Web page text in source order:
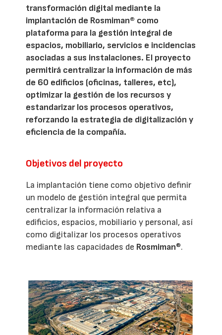
transformación digital mediante la
implantación de Rosmiman® como
plataforma para la gestión integral de
espacios, mobiliario, servicios e incidencias
asociadas a sus instalaciones. El proyecto
permitirá centralizar la información de más
de 60 edificios (oficinas, talleres, etc),
optimizar la gestión de los recursos y
estandarizar los procesos operativos,
reforzando la estrategia de digitalización y
eficiencia de la compañía.
Objetivos del proyecto
La implantación tiene como objetivo definir
un modelo de gestión integral que permita
centralizar la información relativa a
edificios, espacios, mobiliario y personal, así
como digitalizar los procesos operativos
mediante las capacidades de Rosmiman®.